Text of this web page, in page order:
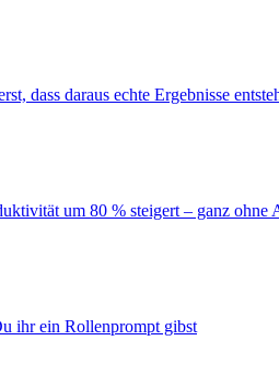
dass daraus echte Ergebnisse
um 80 % steigert – ganz ohne
ihr ein Rollenprompt gibst